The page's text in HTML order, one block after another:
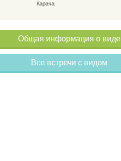
Карача
Общая информация о виде
Все встречи с видом